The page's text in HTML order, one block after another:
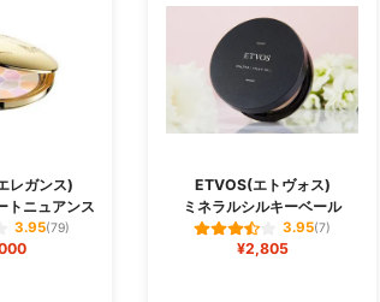
レガンス)
トニュアンス
3.95(79)
ETVOS(エトヴォス)
ミネラルシルキーベール
3.95(7)
¥2,805